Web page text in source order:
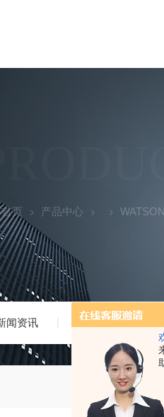
闻资讯 技术文章
首页 产品中心